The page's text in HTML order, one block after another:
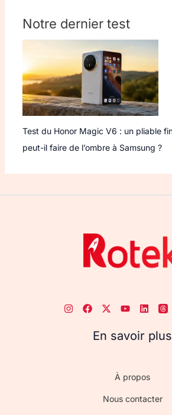
Notre dernier test
Test du Honor Magic V6 : un pliable
peut-il faire de l’ombre à Samsung ?
En savoir plus
À propos
Nous contacter